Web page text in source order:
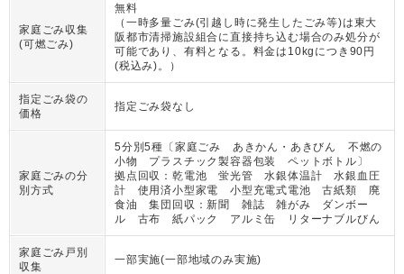
家庭ごみ収集
(可燃ごみ)
無料
（ 一時多量ごみ(引越し時に発生したごみ等)は東大
阪都市清掃施設組合に直接持ち込む場合のみ処分が
可能であり、有料となる。料金は10kgにつき90円
(税込み)。
）
指定ごみ袋の
価格
指定ごみ袋なし
家庭ごみの分
別方式
5分別5種〔家庭ごみ あきかん・あきびん 不燃の
小物 プラスチック製容器包装 ペットボトル〕
拠点回収：乾電池 蛍光管 水銀体温計 水銀血圧
計 使用済小型家電 小型充電式電池 古紙類 廃
食油 集団回収：新聞 雑誌 雑がみ ダンボー
ル 古布 紙パック アルミ缶 リターナブルびん
家庭ごみ戸別
収集
一部実施(一部地域のみ実施)